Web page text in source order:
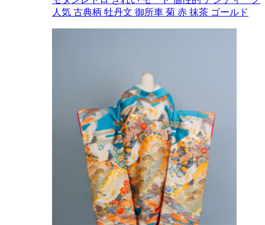
人気 古典柄 牡丹文 御所車 菊 赤 抹茶 ゴールド